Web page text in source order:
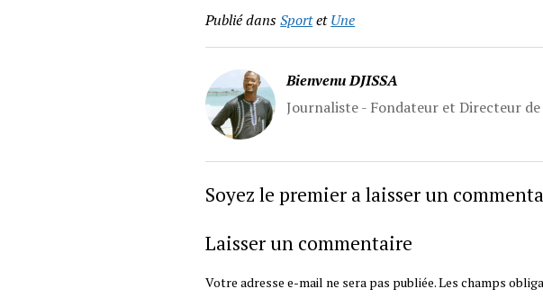
Publié dansSportetUne
Bienvenu DJISSA
Journaliste - Fondateur et Directeur
Soyez le premier a laisser un
Laisser un commentaire
Votre adresse e-mail ne sera pas publiée.Les champs